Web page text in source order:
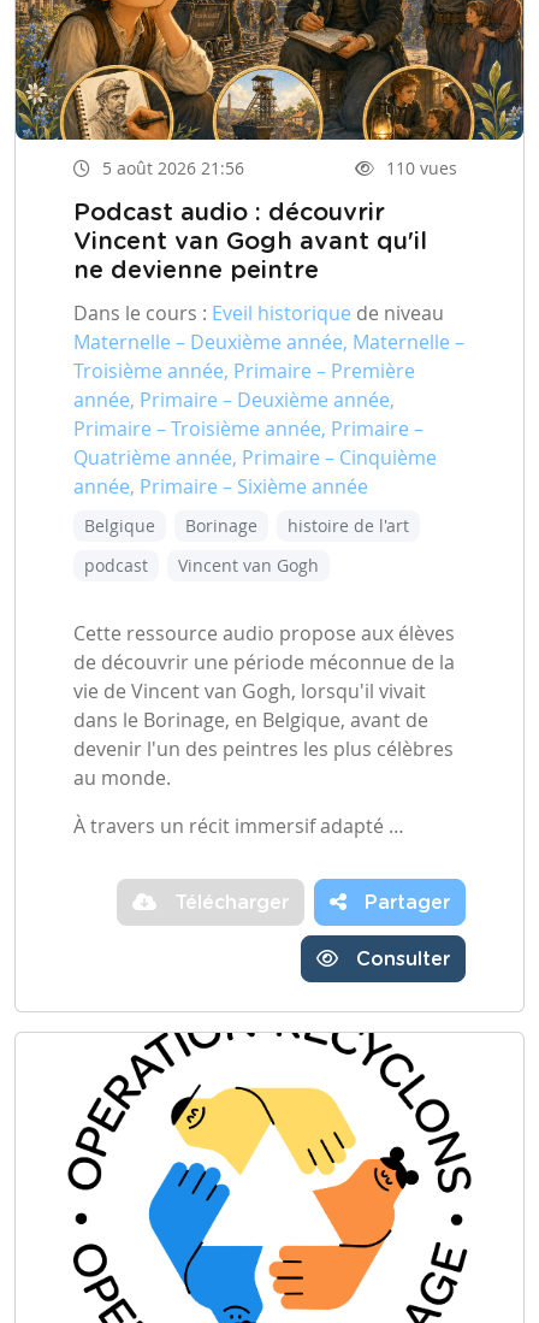
5 août 2026 21:56 110 vues
Podcast audio : découvrir
Vincent van Gogh avant qu'il
ne devienne peintre
Dans le cours : Eveil historique de niveau
Maternelle – Deuxième année, Maternelle –
Troisième année, Primaire – Première
année, Primaire – Deuxième année,
Primaire – Troisième année, Primaire –
Quatrième année, Primaire – Cinquième
année, Primaire – Sixième année
Belgique Borinage
histoire de l'art
podcast
Vincent van Gogh
Cette ressource audio propose aux élèves
de découvrir une période méconnue de la
vie de Vincent van Gogh, lorsqu'il vivait
dans le Borinage, en Belgique, avant de
devenir l'un des peintres les plus célèbres
au monde.
À travers un récit immersif adapté …
Télécharger Partager
Consulter